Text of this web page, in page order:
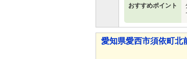
おすすめポイント
愛知県愛西市須依町北